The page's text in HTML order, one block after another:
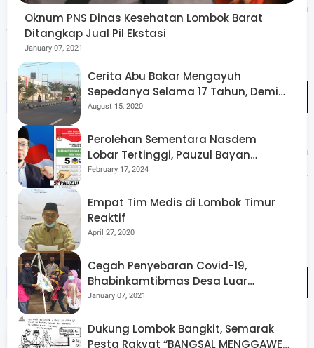
mendukung akselerasi dan pemerataan pembangunan
didaerah.
Mengakhiri sambutannya, Bupati Lotim agar seluruh
elemen masyarakat bersinergi untuk suksesnya
pembangunan sehingga hasil TMMD dapat terwujud
secara nyata.(*)
Tags Lombok Timur NTB
Oknum PNS Dinas Kesehatan Lombok Barat
Ditangkap Jual Pil Ekstasi
January 07, 2021
Cerita Abu Bakar Mengayuh
Sepedanya Selama 17 Tahun, Demi
Menggelorakan Kemerdekaan
August 15, 2020
Perolehan Sementara Nasdem
Lobar Tertinggi, Pauzul Bayan
Berpeluang “Rebut” Kursi Dapil 3
February 17, 2024
Empat Tim Medis di Lombok Timur
Reaktif
April 27, 2020
Cegah Penyebaran Covid-19,
Bhabinkamtibmas Desa Luar
Pantau Kegiatan Posyandu
January 07, 2021
Dukung Lombok Bangkit, Semarak
Pesta Rakyat “BANGSAL MENGGAWE”